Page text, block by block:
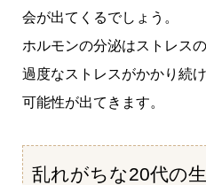
会が出てくるでしょう。
ホルモンの分泌はストレス
過度なストレスがかかり続
可能性が出てきます。
乱れがちな20代の